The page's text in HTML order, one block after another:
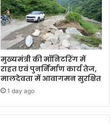
मुख्यमंत्री की मॉनिटरिंग में
राहत एवं पुनर्निर्माण कार्य तेज,
मालदेवता में आवागमन सुरक्षित
1 day ago